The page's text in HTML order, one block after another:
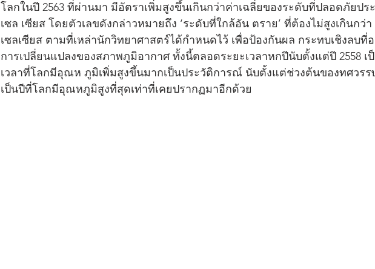
โลกในปี 2563 ที่ผ่านมา มีอัตราเพิ่มสูงขึ้นเกินกว่าค่าเฉลี่ยของระดับที่ปลอดภัยปร
เซล เซียส โดยตัวเลขดังกล่าวหมายถึง ‘ระดับที่ใกล้อัน ตราย’ ที่ต้องไม่สูงเกินกว่า
เซลเซียส ตามที่เหล่านักวิทยาศาสตร์ได้กำหนดไว้ เพื่อป้องกันผล กระทบเชิงลบที่
การเปลี่ยนแปลงของสภาพภูมิอากาศ ทั้งนี้ตลอดระยะเวลาหกปีนับตั้งแต่ปี 2558 เ
เวลาที่โลกมีอุณห ภูมิเพิ่มสูงขึ้นมากเป็นประวัติการณ์ นับตั้งแต่ช่วงต้นของทศวรร
เป็นปีที่โลกมีอุณหภูมิสูงที่สุดเท่าที่เคยปรากฏมาอีกด้วย